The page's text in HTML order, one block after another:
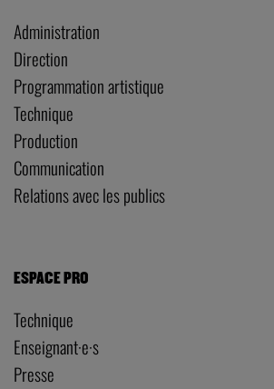
Administration
Direction
Programmation artistique
Technique
Production
Communication
Relations avec les publics
ESPACE PRO
Technique
Enseignant·e·s
Presse